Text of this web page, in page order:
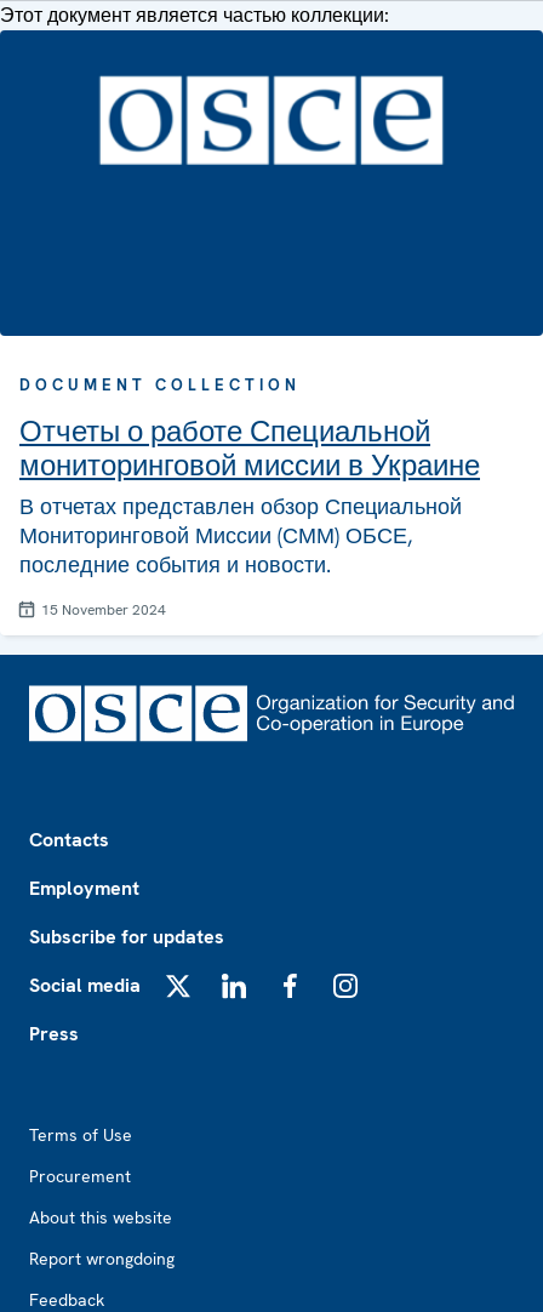
Этот документ является частью коллекции:
DOCUMENT COLLECTION
Отчеты о работе Специальной
мониторинговой миссии в Украине
В отчетах представлен обзор Специальной
Мониторинговой Миссии (СММ) ОБСЕ,
последние события и новости.
15 November 2024
Contacts
Employment
Subscribe for updates
Social media
Press
Terms of Use
Procurement
About this website
Report wrongdoing
Feedback